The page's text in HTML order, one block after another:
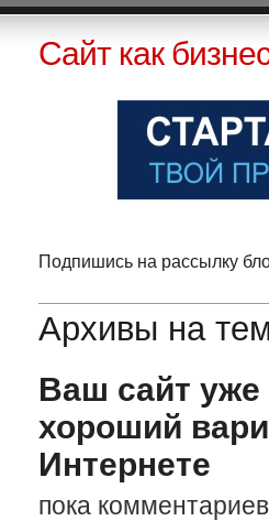
Сайт как
Подпишись на рассылку
Архивы на
Ваш сайт уже
хороший
Интернете
пока